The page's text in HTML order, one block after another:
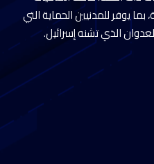
بما يوفر للمدنيين الحماية التي
الذي تشنه إسرائيل.